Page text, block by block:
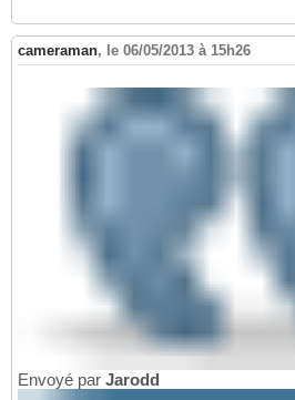
cameraman, le 06/05/2013 à 15h26
Envoyé par Jarodd